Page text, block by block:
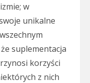
w
unikalne
suplementacja
korzyści
z nich